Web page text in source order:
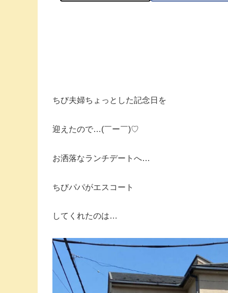
ちび夫婦ちょっとした記念日を
迎えたので…(￣ー￣)♡
お洒落なランチデートへ…
ちびパパがエスコート
してくれたのは…